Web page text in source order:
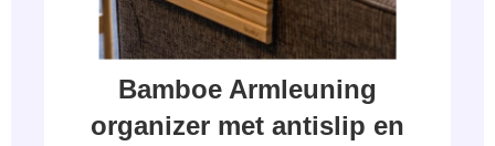
Bamboe Armleuning
organizer met antislip en